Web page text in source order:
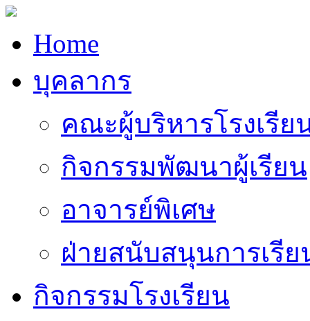
Home
บุคลากร
คณะผู้บริหารโรงเรีย
กิจกรรมพัฒนาผู้เรียน
อาจารย์พิเศษ
ฝ่ายสนับสนุนการเรี
กิจกรรมโรงเรียน